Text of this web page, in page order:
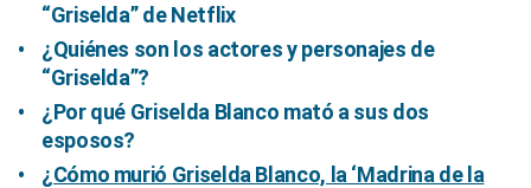
“Griselda” de Netflix
¿Quiénes son los actores y personajes de
“Griselda”?
¿Por qué Griselda Blanco mató a sus dos
esposos?
¿Cómo murió Griselda Blanco, la ‘Madrina de la